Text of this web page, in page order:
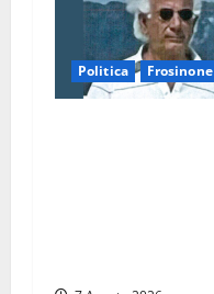
Politica Frosinone